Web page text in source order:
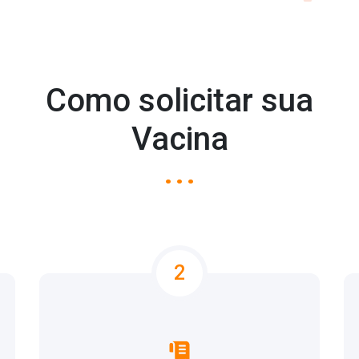
Como solicitar sua
Vacina
...
2